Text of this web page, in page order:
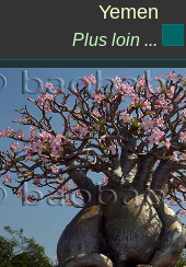
Yemen
Plus loin ...